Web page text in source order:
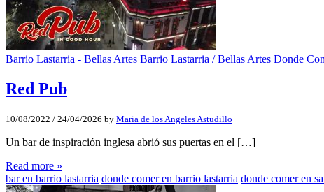
Barrio Lastarria - Bellas Artes Barrio Lastarria / Bellas Artes Donde
Red Pub
10/08/2022 / 24/04/2026 by Maria de los Angeles Astudillo
Un bar de inspiración inglesa abrió sus puertas en el […]
Read more »
bar en barrio lastarria donde comer en barrio lastarria donde comer en